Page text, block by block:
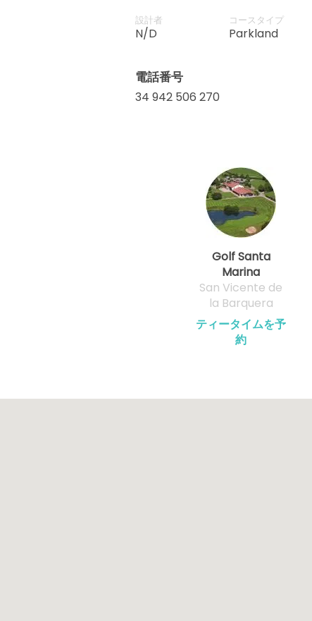
設計者
N/D
コースタイプ
Parkland
電話番号
34 942 506 270
Golf Santa
Marina
San Vicente de
la Barquera
ティータイムを予
約